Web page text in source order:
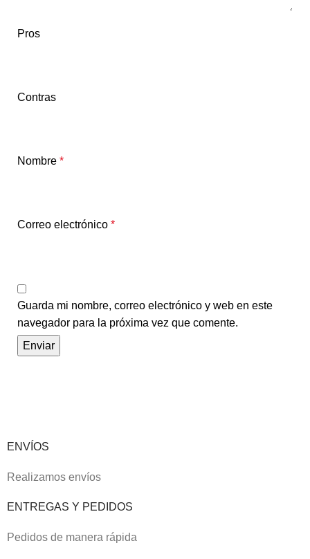
Pros
Contras
Nombre *
Correo electrónico *
Guarda mi nombre, correo electrónico y web en este
navegador para la próxima vez que comente.
ENVÍOS
Realizamos envíos
ENTREGAS Y PEDIDOS
Pedidos de manera rápida